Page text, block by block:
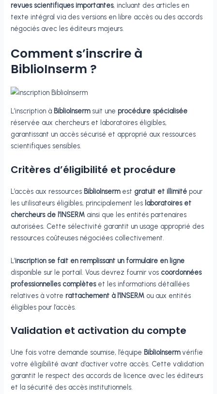
revues scientifiques importantes, incluant des articles en
texte intégral via des versions en libre accès ou des accords
négociés avec les éditeurs majeurs.
Comment s’inscrire à
BiblioInserm ?
L’inscription à BiblioInsermsuit une procédure spécialisée
réservée aux chercheurs et laboratoires éligibles,
garantissant un accès sécurisé et approprié aux ressources
scientifiques sensibles.
Critères d’éligibilité et procédure
L’accès aux ressources BiblioInsermest gratuit et illimité pour
les utilisateurs éligibles, principalement les laboratoires et
chercheurs de l’INSERM ainsi que les entités partenaires
autorisées. Cette sélectivité garantit un usage approprié des
ressources coûteuses négociées collectivement.
L’inscription se fait en remplissant un formulaire en ligne
disponible sur le portail. Vous devrez fournir vos coordonnées
professionnelles complèteset les informations détaillées
relatives à votre rattachement à l’INSERM ou aux entités
éligibles pour l’accès.
Validation et activation du compte
Une fois votre demande soumise, l’équipe BiblioInsermvérifie
votre éligibilité avant d’activer votre accès. Cette validation
garantit le respect des accords de licence avec les éditeurs
et la sécurité des accès institutionnels.